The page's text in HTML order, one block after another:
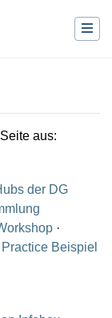
aus:
der DG
·
Beispiel